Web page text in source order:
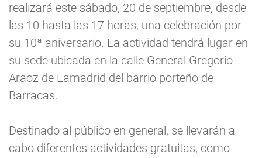
realizará este sábado, 20 de septiembre, desde
las 10 hasta las 17 horas, una celebración por
su 10ª aniversario. La actividad tendrá lugar en
su sede ubicada en la calle General Gregorio
Araoz de Lamadrid del barrio porteño de
Barracas.
Destinado al público en general, se llevarán a
cabo diferentes actividades gratuitas, como